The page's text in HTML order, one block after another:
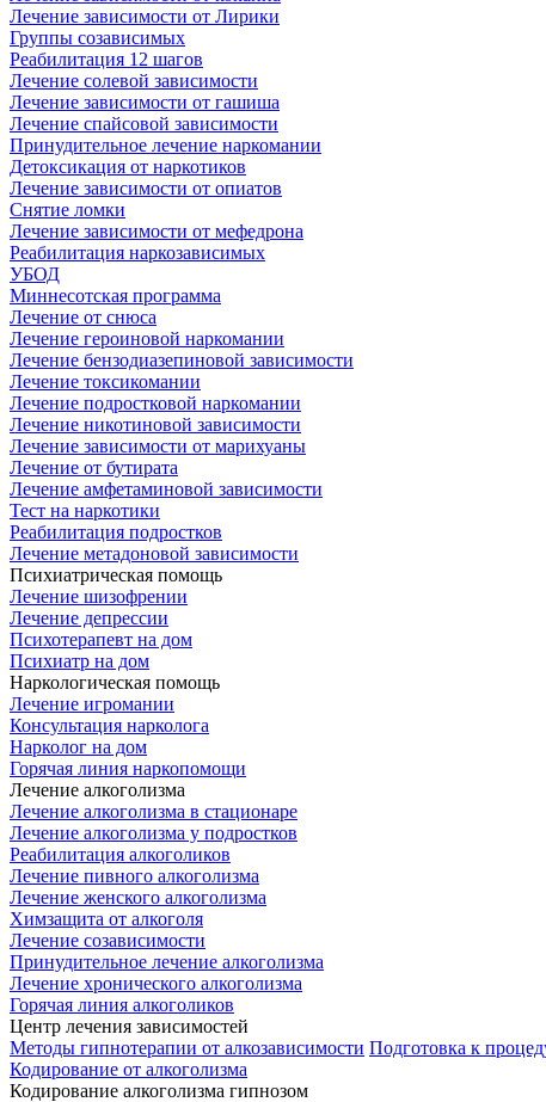
Лечение зависимости от Лирики
Группы созависимых
Реабилитация 12 шагов
Лечение солевой зависимости
Лечение зависимости от гашиша
Лечение спайсовой зависимости
Принудительное лечение наркомании
Детоксикация от наркотиков
Лечение зависимости от опиатов
Снятие ломки
Лечение зависимости от мефедрона
Реабилитация наркозависимых
УБОД
Миннесотская программа
Лечение от снюса
Лечение героиновой наркомании
Лечение бензодиазепиновой зависимости
Лечение токсикомании
Лечение подростковой наркомании
Лечение никотиновой зависимости
Лечение зависимости от марихуаны
Лечение от бутирата
Лечение амфетаминовой зависимости
Тест на наркотики
Реабилитация подростков
Лечение метадоновой зависимости
Психиатрическая помощь
Лечение шизофрении
Лечение депрессии
Психотерапевт на дом
Психиатр на дом
Наркологическая помощь
Лечение игромании
Консультация нарколога
Нарколог на дом
Горячая линия наркопомощи
Лечение алкоголизма
Лечение алкоголизма в стационаре
Лечение алкоголизма у подростков
Реабилитация алкоголиков
Лечение пивного алкоголизма
Лечение женского алкоголизма
Химзащита от алкоголя
Лечение созависимости
Принудительное лечение алкоголизма
Лечение хронического алкоголизма
Горячая линия алкоголиков
Центр лечения зависимостей
Методы гипнотерапии от алкозависимости Подготовка к
Кодирование от алкоголизма
Кодирование алкоголизма гипнозом